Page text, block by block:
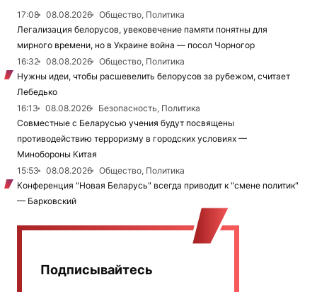
17:08 08.08.2026
Общество, Политика
Легализация белорусов, увековечение памяти понятны для
мирного времени, но в Украине война — посол Чорногор
16:32
08.08.2026
Общество, Политика
Нужны идеи, чтобы расшевелить белорусов за рубежом, считает
Лебедько
16:13
08.08.2026
Безопасность, Политика
Совместные с Беларусью учения будут посвящены
противодействию терроризму в городских условиях —
Минобороны Китая
15:53
08.08.2026
Общество, Политика
Конференция "Новая Беларусь" всегда приводит к "смене политик"
— Барковский
Подписывайтесь